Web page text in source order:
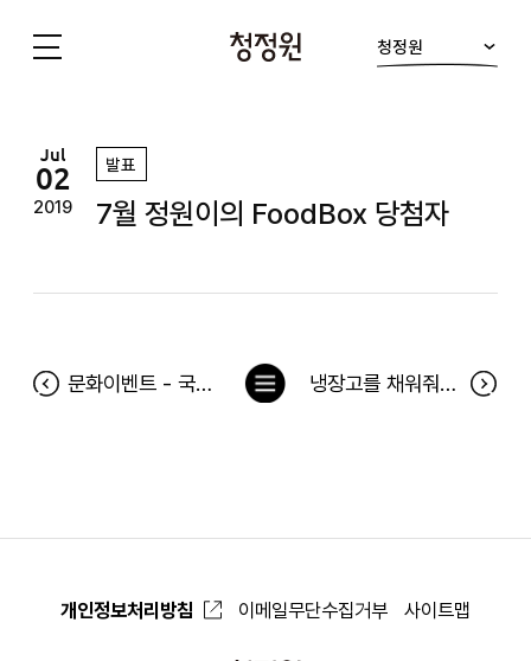
청정원
Jul
02
2019
발표
7월 정원이의 FoodBox 당첨자
문화이벤트 - 국립무용단<묵향> 공연 당첨자 냉장고를 채워줘 128차 당첨자(6월 24일~6월 30일) 및 6월 베스트 당첨후기
목
개인정보처리방침 이메일무단수집거부 사이트맵